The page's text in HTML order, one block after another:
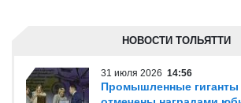
НОВОСТИ ТОЛЬЯТТИ
31 июля 2026 14:56
Промышленные гиганты